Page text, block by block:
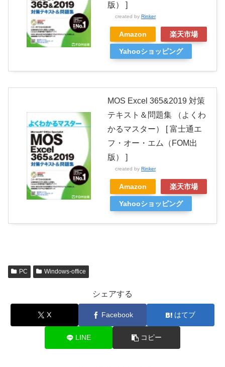
版） ]
created by Rinker
Amazon 楽天市場
Yahooショッピング
MOS Excel 365&2019 対策
テキスト＆問題集 （よくわ
かるマスター） [ 富士通エ
フ・オー・エム（FOM出
版） ]
created by Rinker
Amazon 楽天市場
Yahooショッピング
PC Windows-office
シェアする
X Facebook はてブ
LINE コピー